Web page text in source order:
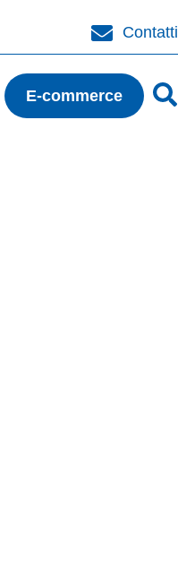
Contatti
E-commerce